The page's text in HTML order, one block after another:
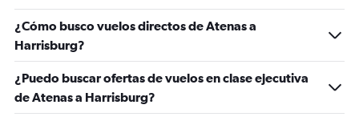
¿Cómo busco vuelos directos de Atenas a
Harrisburg?
¿Puedo buscar ofertas de vuelos en clase ejecutiva
de Atenas a Harrisburg?